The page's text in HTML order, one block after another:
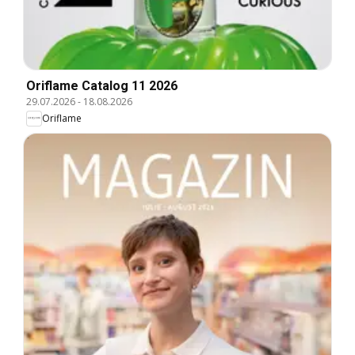
Oriflame Catalog 11 2026
29.07.2026- 18.08.2026
Oriflame